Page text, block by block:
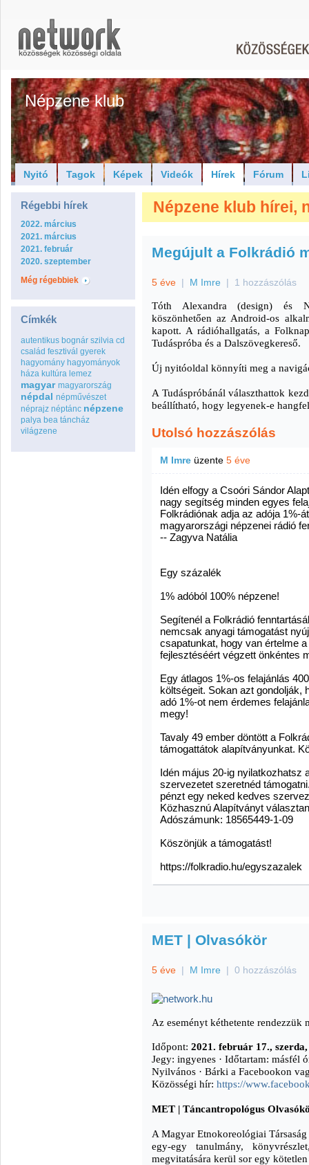
Népzene klub
Nyitó Tagok Képek Videók Hírek Fórum
Régebbi hírek
2022. március
2021. március
2021. február
2020. szeptember
Még régebbiek
Címkék
autentikus bognár szilvia cd
család fesztivál gyerek
hagyomány hagyományok
háza kultúra lemez
magyar magyarország
népdal népművészet
néprajz néptánc népzene
palya bea táncház
világzene
Népzene klub hírei,
Megújult a Folkrádió
5 éve | M Imre | 1 hozzászólás
Tóth Alexandra (design) és
köszönhetően az Android-os
kapott. A rádióhallgatás, a
Tudáspróba és a Dalszövegkereső.
Új nyitóoldal könnyíti meg a
A Tudáspróbánál választhattok
beállítható, hogy legyenek-e
Utolsó hozzászólás
M Imre üzente 5 éve
Idén elfogy a Csoóri Sándor
nagy segítség minden egyes
Folkrádiónak adja az adója 1%-
magyarországi népzenei rádió
-- Zagyva Natália
Egy százalék
1% adóból 100% népzene!
Segítenél a Folkrádió
nemcsak anyagi támogatást
csapatunkat, hogy van értelme
fejlesztéséért végzett önkéntes
Egy átlagos 1%-os felajánlás
költségeit. Sokan azt gondolják,
adó 1%-ot nem érdemes
megy!
Tavaly 49 ember döntött a
támogattátok alapítványunkat.
Idén május 20-ig nyilatkozhatsz
szervezetet szeretnéd
pénzt egy neked kedves
Közhasznú Alapítványt
Adószámunk: 18565449-1-09
Köszönjük a támogatást!
https://folkradio.hu/egyszazalek
MET | Olvasókör
5 éve | M Imre | 0 hozzászólás
Az eseményt kéthetente rendezzük
Időpont: 2021. február 17.,
Jegy: ingyenes · Időtartam: másfél
Nyilvános · Bárki a Facebookon
Közösségi hír: https://
MET | Táncantropológus
A Magyar Etnokoreológiai
egy-egy tanulmány,
megvitatására kerül sor egy